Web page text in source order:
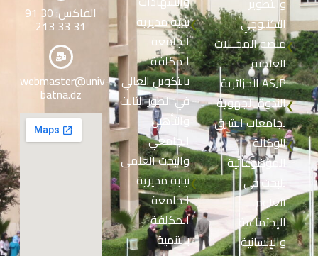
التكنلوجي
❮منصة المجــلات
العلمية
الجزائرية ASJP
❮الندوة الجهوية
لجامعات الشرق
❮الوكالة
الموضوعاتية
للبحث في
العلوم
الإجتماعية
والإنسانية
❮نيابة مديرية
الجامعة
المكلفة
بالتكوين العالي
في الطور الثالث
والتأهيل
الجامعي
والبحث العلمي
❮نيابة مديرية
الجامعة
المكلفة
بالتنمية
الفاكس: 30 91
31 33 213
webmaster@univ-
batna.dz